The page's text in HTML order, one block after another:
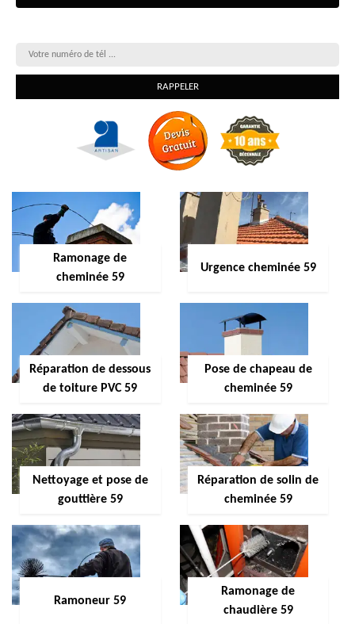
Ramonage de
cheminée 59
Urgence cheminée 59
Réparation de dessous
de toiture PVC 59
Pose de chapeau de
cheminée 59
Nettoyage et pose de
gouttière 59
Réparation de solin de
cheminée 59
Ramoneur 59
Ramonage de
chaudière 59